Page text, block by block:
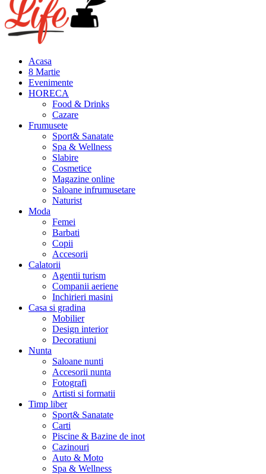
Acasa
8 Martie
Evenimente
HORECA
Food & Drinks
Cazare
Frumusete
Sport& Sanatate
Spa & Wellness
Slabire
Cosmetice
Magazine online
Saloane infrumusetare
Naturist
Moda
Femei
Barbati
Copii
Accesorii
Calatorii
Agentii turism
Companii aeriene
Inchirieri masini
Casa si gradina
Mobilier
Design interior
Decoratiuni
Nunta
Saloane nunti
Accesorii nunta
Fotografi
Artisti si formatii
Timp liber
Sport& Sanatate
Carti
Piscine & Bazine de inot
Cazinouri
Auto & Moto
Spa & Wellness